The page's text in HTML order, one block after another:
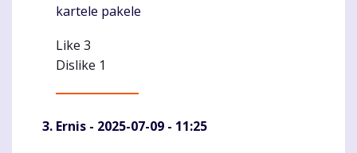
kartele pakele
Like 3
Dislike 1
Ernis - 2025-07-09 - 11:25